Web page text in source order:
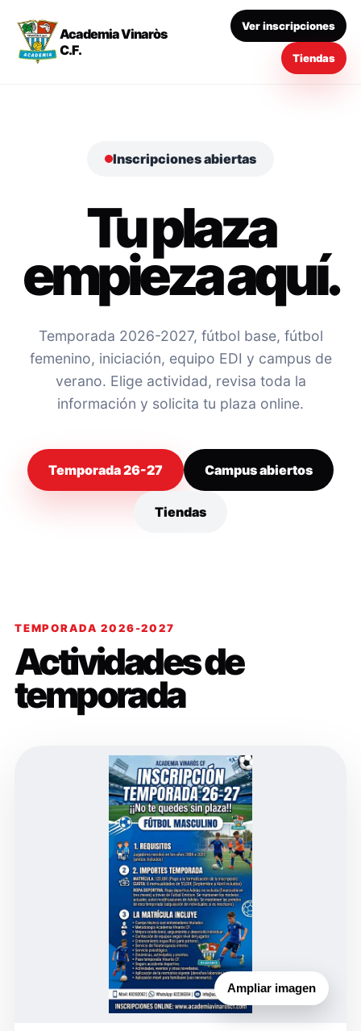
Academia Vinaròs
C.F.
Ver inscripciones
Tiendas
Inscripciones abiertas
Tu plaza
empieza aquí.
Temporada 2026-2027, fútbol base, fútbol
femenino, iniciación, equipo EDI y campus de
verano. Elige actividad, revisa toda la
información y solicita tu plaza online.
Temporada 26-27 Campus abiertos
Tiendas
TEMPORADA 2026-2027
Actividades de
temporada
Ampliar imagen